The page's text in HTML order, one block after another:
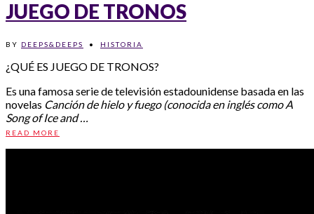
JUEGO DE TRONOS
BY DEEPS&DEEPS • HISTORIA
¿QUÉ ES JUEGO DE TRONOS?
Es una famosa serie de televisión estadounidense basada en las
novelas Canción de hielo y fuego (conocida en inglés como A
Song of Ice and …
READ MORE